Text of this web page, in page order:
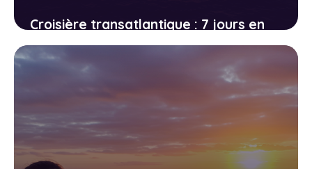
Croisière transatlantique : 7 jours en
mer sans escale, l’expérience ultime
de la déconnexion